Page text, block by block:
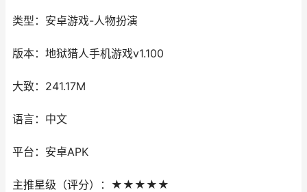
类型：安卓游戏-人物扮演
版本：地狱猎人手机游戏v1.100
大致：241.17M
语言：中文
平台：安卓APK
主推星级（评分）：★★★★★